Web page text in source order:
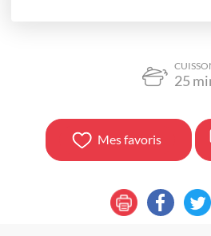
25
Mes favoris